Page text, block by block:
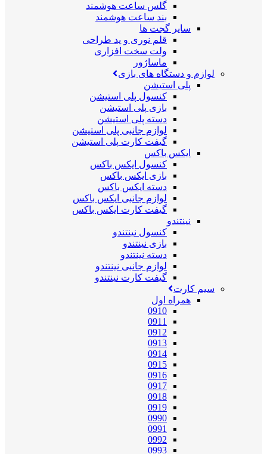
گلس ساعت هوشمند
بند ساعت هوشمند
سایر گجت ها
قلم نوری و پد طراحی
ولت سخت افزاری
ماساژور
لوازم و دستگاه های بازی
پلی استیشن
کنسول پلی استیشن
بازی پلی استیشن
دسته پلی استیشن
لوازم جانبی پلی استیشن
گیفت کارت پلی استیشن
ایکس باکس
کنسول ایکس باکس
بازی ایکس باکس
دسته ایکس باکس
لوازم جانبی ایکس باکس
گیفت کارت ایکس باکس
نینتندو
کنسول نینتندو
بازی نینتندو
دسته نینتندو
لوازم جانبی نینتندو
گیفت کارت نینتندو
سیم کارت
همراه اول
0910
0911
0912
0913
0914
0915
0916
0917
0918
0919
0990
0991
0992
0993